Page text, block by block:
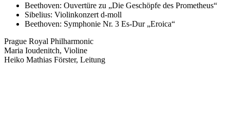
Beethoven: Ouvertüre zu „Die Geschöpfe des Prometheus“
Sibelius: Violinkonzert d-moll
Beethoven: Symphonie Nr. 3 Es-Dur „Eroica“
Prague Royal Philharmonic
Maria Ioudenitch, Violine
Heiko Mathias Förster, Leitung